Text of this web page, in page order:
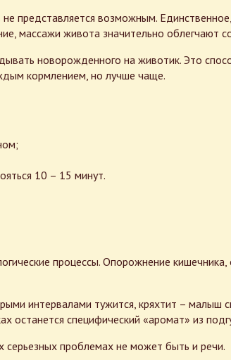
представляется возможным.
массажи живота значительно облегчают
новорожденного на животик. Это
кормлением, но лучше чаще.
10 – 15 минут.
процессы. Опорожнение
интервалами тужится, кряхтит – малыш
останется специфический «аромат» из
серьезных проблемах не может быть и речи.